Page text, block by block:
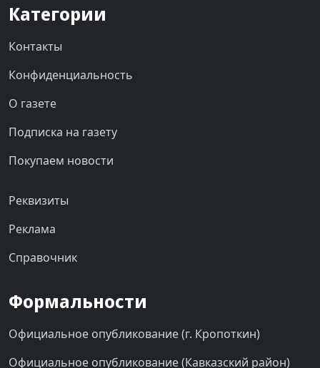
Категории
Контакты
Конфиденциальность
О газете
Подписка на газету
Покупаем новости
Реквизиты
Реклама
Справочник
Формальности
Официальное опубликование (г. Кропоткин)
Официальное опубликование (Кавказский район)